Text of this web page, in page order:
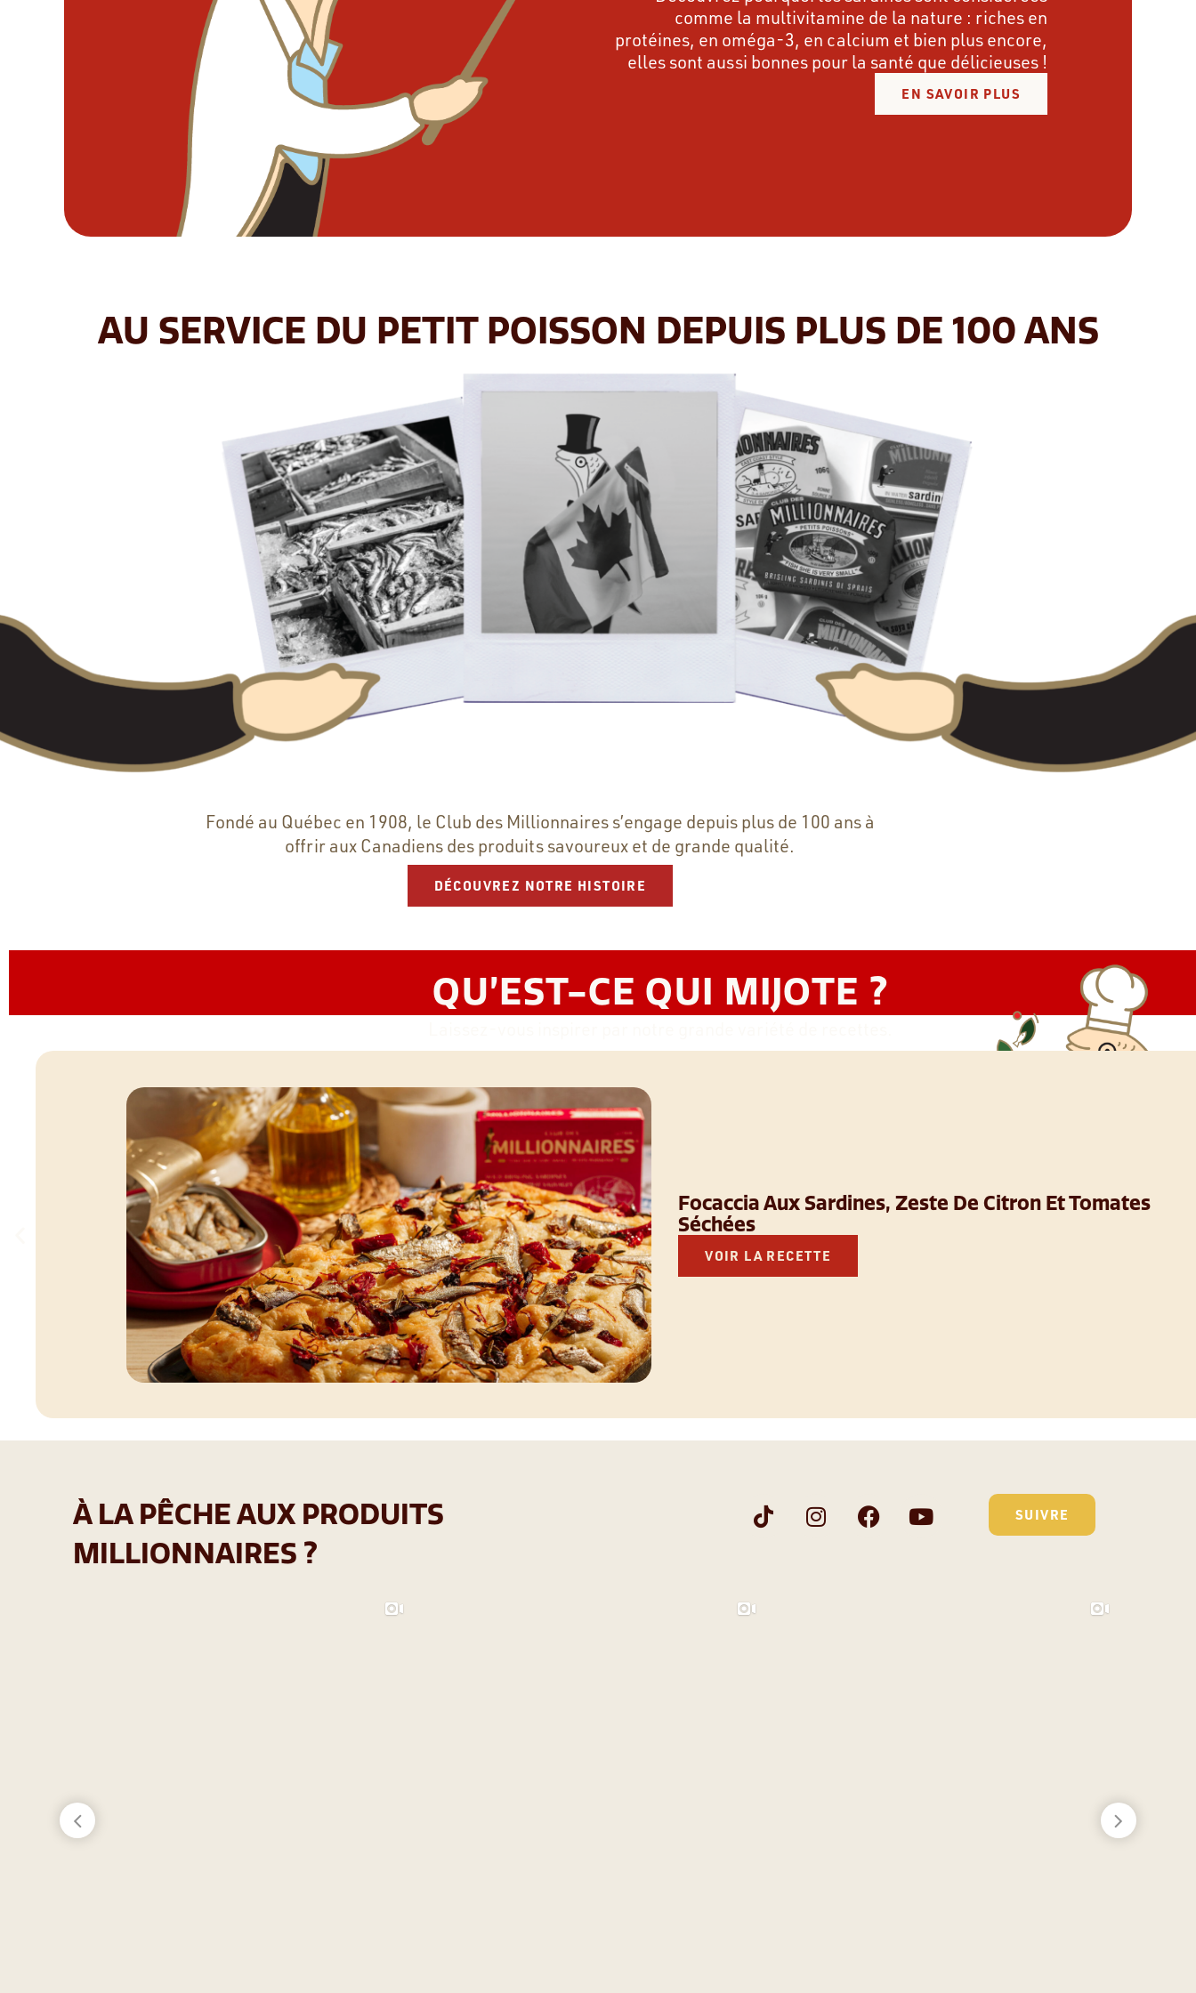
comme la multivitamine de la nature : riches en
protéines, en oméga-3, en calcium et bien plus encore,
elles sont aussi bonnes pour la santé que délicieuses !
EN SAVOIR PLUS
AU SERVICE DU PETIT POISSON DEPUIS PLUS DE 100 ANS
Fondé au Québec en 1908, le Club des Millionnaires s’engage depuis plus de 100 ans à
offrir aux Canadiens des produits savoureux et de grande qualité.
DÉCOUVREZ NOTRE HISTOIRE
QU’EST-CE QUI MIJOTE ?
Focaccia Aux Sardines, Zeste De Citron Et Tomates
Séchées
VOIR LA RECETTE
À LA PÊCHE AUX PRODUITS
MILLIONNAIRES ?
SUIVRE